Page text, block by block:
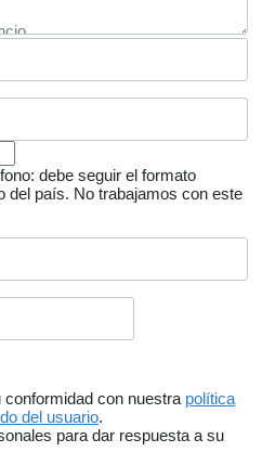
debe seguir el formato
del país. No trabajamos con este
con nuestra política
del usuario.
para dar respuesta a su